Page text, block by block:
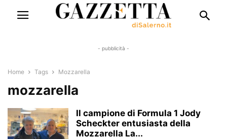
- pubblicità -
Home Tags Mozzarella
mozzarella
Il campione di Formula 1 Jody
Scheckter entusiasta della
Mozzarella La...